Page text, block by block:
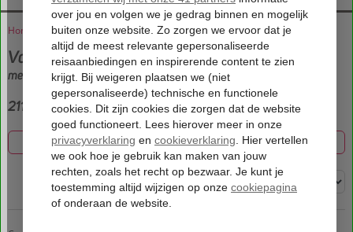
Home Vakantie reizen
Vakantie
met Logies
211 aanbiedingen
Filter 211 aanbiedingen
Sorteren op: